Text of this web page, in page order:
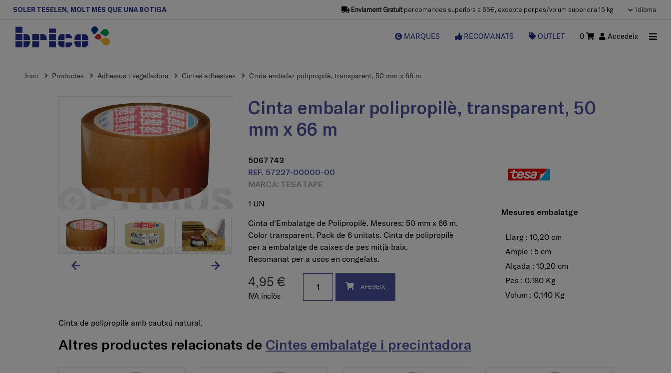
SOLER TESELEN, MOLT MÉS QUE UNA BOTIGA Enviament Gratuïtper comandes superiors a 65€, excepte per pes/volum superior a 15 kg Idioma
MARQUES RECOMANATS OUTLET 0 Accedeix
Inici Productes Adhesius i segelladors Cintes adhesives Cinta embalar polipropilè, transparent, 50 mm x 66 m
Cinta embalar polipropilè, transparent, 50
mm x 66 m
5067743
REF. 57227-00000-00
MARCA: TESA TAPE
1 UN
Cinta d'Embalatge de Polipropilè. Mesures: 50 mm x 66 m.
Color transparent. Pack de 6 unitats. Cinta de polipropilè
per a embalatge de caixes de pes mitjà baix.
Recomanat per a usos en congelats.
4,95 €
IVA inclòs
AFEGEIX
Mesures embalatge
Llarg : 10,20 cm
Ample : 5 cm
Alçada : 10,20 cm
Pes : 0,180 Kg
Volum : 0,140 Kg
Cinta de polipropilè amb cautxú natural.
Altres productes relacionats de Cintes embalatge i precintadora